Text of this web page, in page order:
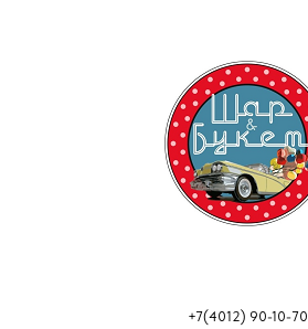
+7(4012) 90-10-70